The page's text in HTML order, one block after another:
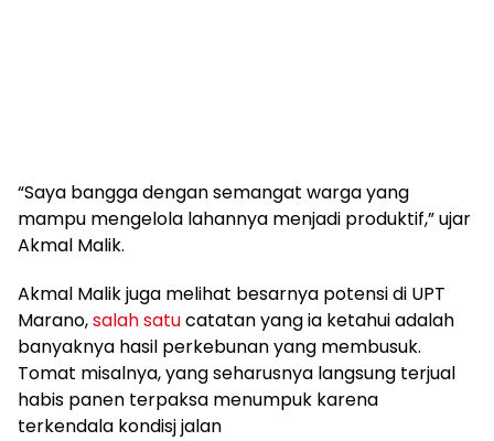
“Saya bangga dengan semangat warga yang
mampu mengelola lahannya menjadi produktif,” ujar
Akmal Malik.
Akmal Malik juga melihat besarnya potensi di UPT
Marano,salah satucatatan yang ia ketahui adalah
banyaknya hasil perkebunan yang membusuk.
Tomat misalnya, yang seharusnya langsung terjual
habis panen terpaksa menumpuk karena
terkendala kondisj jalan